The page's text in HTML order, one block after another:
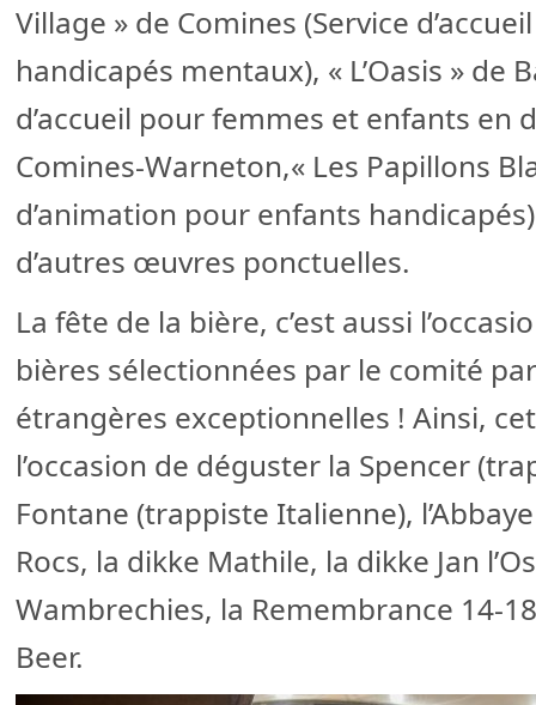
Village » de Comines (Service
handicapés mentaux), « L’Oasis » de
d’accueil pour femmes et enfants en
Comines-Warneton,« Les Papillons
d’animation pour enfants
d’autres œuvres ponctuelles.
La fête de la bière, c’est aussi
bières sélectionnées par le comité
étrangères exceptionnelles ! Ainsi,
l’occasion de déguster la Spencer
Fontane (trappiste Italienne),
Rocs, la dikke Mathile, la dikke Jan
Wambrechies, la Remembrance 14-
Beer.